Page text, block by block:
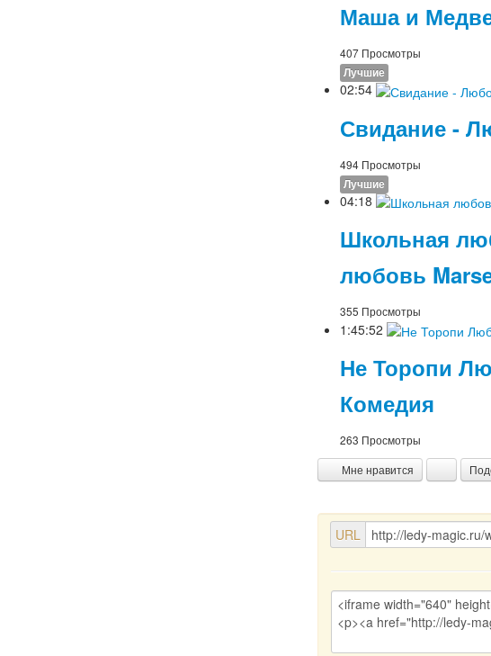
Маша и
407 Просмотры
Лучшие
02:54
Свидание -
494 Просмотры
Лучшие
04:18
Школьная
любовь
355 Просмотры
1:45:52
Не Торопи
Комедия
263 Просмотры
Мне нравится
URL